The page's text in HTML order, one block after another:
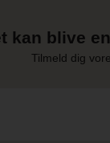
kan blive
Tilmeld dig